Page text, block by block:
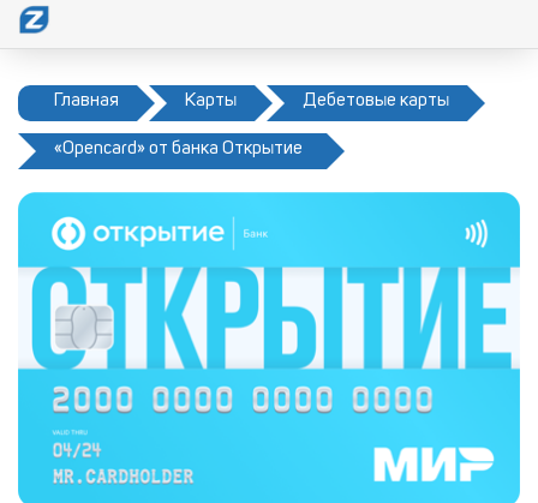
Главная Карты Дебетовые карты
«Opencard» от банка Открытие